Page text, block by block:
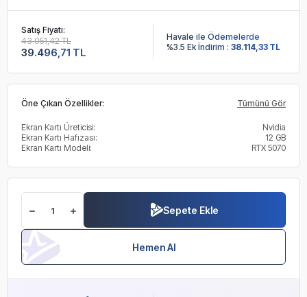
Satış Fiyatı:
39.496,71 TL
43.051,42 TL
Havale ile Ödemelerde
%3.5 Ek İndirim : 38.114,33 TL
Öne Çıkan Özellikler: Tümünü Gör
Ekran Kartı Üreticisi:
Nvidia
Ekran Kartı Hafızası:
12 GB
Ekran Kartı Modeli:
RTX 5070
Sepete Ekle
Hemen Al